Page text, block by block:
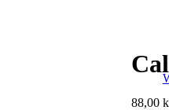
88,00